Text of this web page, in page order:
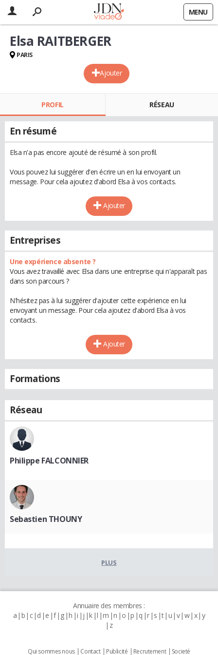
MENU
Ajouter
Elsa RAITBERGER
PARIS
PROFIL RÉSEAU
En résumé
Elsa n'a pas encore ajouté de résumé à son profil.
Vous pouvez lui suggérer d'en écrire un en lui envoyant un
message. Pour cela ajoutez d'abord Elsa à vos contacts.
Ajouter
Entreprises
Une expérience absente ?
Vous avez travaillé avec Elsa dans une entreprise qui n'apparaît pas
dans son parcours ?
N'hésitez pas à lui suggérer d'ajouter cette expérience en lui
envoyant un message. Pour cela ajoutez d'abord Elsa à vos
contacts.
Ajouter
Formations
Réseau
Philippe FALCONNIER
Sebastien THOUNY
PLUS
Annuaire des membres :
a b c d e f g h i j k l m n o p q r s t u v w x y
z
Qui sommes nous Contact Publicité Recrutement Societé